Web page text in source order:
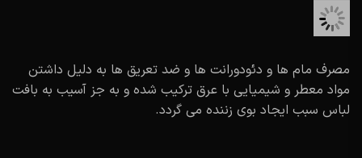
مصرف مام ها و دئودورانت ها و ضد تعریق ها به دلیل داشتن
مواد معطر و شیمیایی با عرق ترکیب شده و به جز آسیب به بافت
لباس سبب ایجاد بوی زننده می گردد.